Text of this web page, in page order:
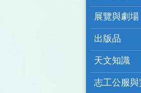
展覽與劇場
出版品
天文知識
志工公服與